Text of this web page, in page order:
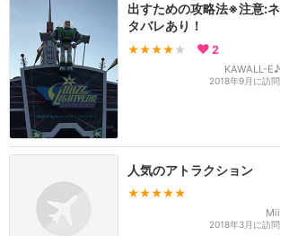
出すための攻略法※注意:ネ
タバレあり！
★★★★ ★ 2
KAWALL-E♪
2018年9月に訪問
人気のアトラクション
★★★★★
Mii
2018年3月に訪問